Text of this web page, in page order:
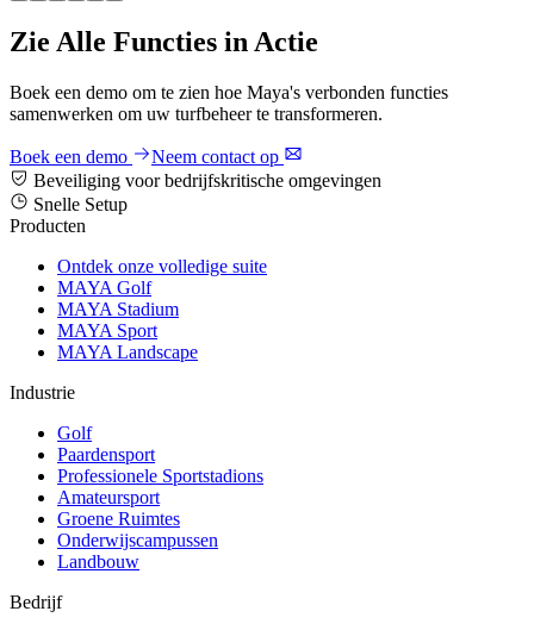
Zie Alle Functies in Actie
Boek een demo om te zien hoe Maya's verbonden functies
samenwerken om uw turfbeheer te transformeren.
Boek een demo
Neem contact op
Beveiliging voor bedrijfskritische omgevingen
Snelle Setup
Producten
Ontdek onze volledige suite
MAYA Golf
MAYA Stadium
MAYA Sport
MAYA Landscape
Industrie
Golf
Paardensport
Professionele Sportstadions
Amateursport
Groene Ruimtes
Onderwijscampussen
Landbouw
Bedrijf